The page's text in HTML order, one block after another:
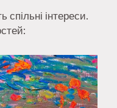
інтереси.